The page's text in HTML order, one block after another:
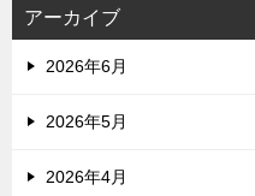
アーカイブ
2026年6月
2026年5月
2026年4月